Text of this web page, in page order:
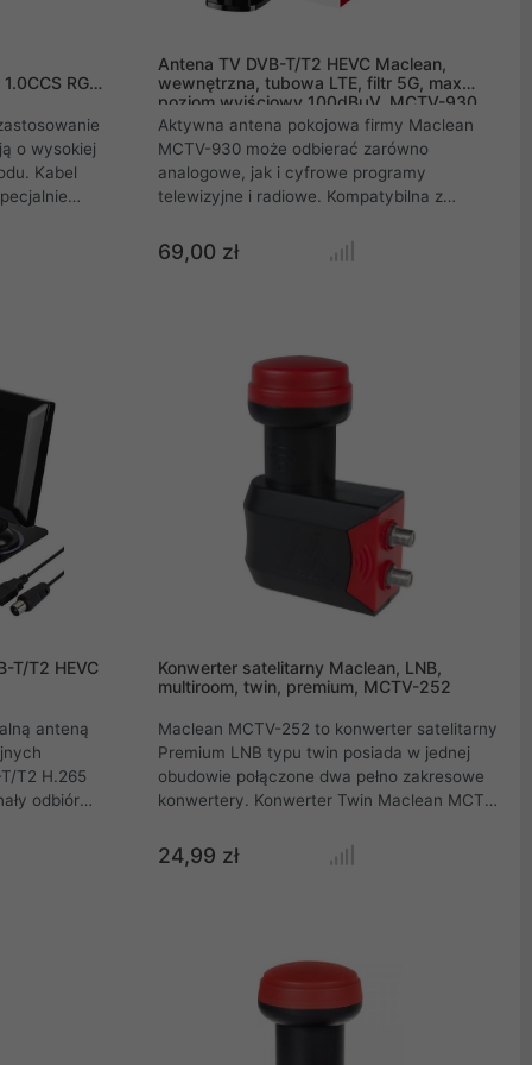
RG6,
o wysokiej
Kabel
wśród
Antena TV DVB-T/T2 HEVC Maclean,
wewnętrzna, tubowa LTE, filtr 5G, max
poziom wyjściowy 100dBµV, MCTV-930
Aktywna antena pokojowa firmy Maclean
MCTV-930 może odbierać zarówno
analogowe, jak i cyfrowe programy
telewizyjne i radiowe. Kompatybilna z
takimi jak DVB-T, DVB-T2, ISDB-T i DMB-T /
H, ATSC. Nadaje się również do odbioru
69,00 zł
T/T2 HEVC
anteną
T2 H.265
odbiór
Konwerter satelitarny Maclean, LNB,
multiroom, twin, premium, MCTV-252
Maclean MCTV-252 to konwerter satelitarny
Premium LNB typu twin posiada w jednej
obudowie połączone dwa pełno zakresowe
konwertery. Konwerter Twin Maclean MCTV-
bardzo niskim współczynniku szumów. Bez
problemu radzi sobie z odbiorem sygnału HD.
wytłoczone logo na obudowie abyś miał
pewność, że kupujesz oryginalny konwerter
24,99 zł